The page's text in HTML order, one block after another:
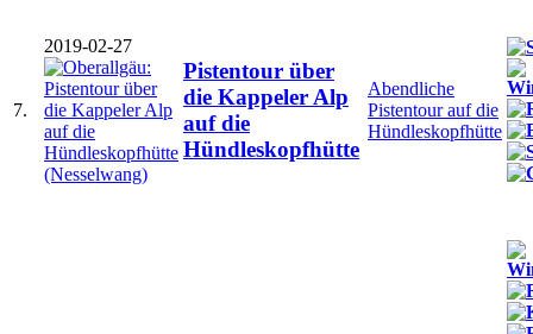
7.
2019-02-27
Pistentour über
die Kappeler Alp
auf die
Hündleskopfhütte
Abendliche
Pistentour auf die
Hündleskopfhütte